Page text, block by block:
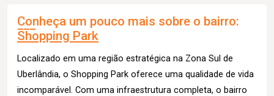
Conheça um pouco mais sobre o bairro:
Shopping Park
Localizado em uma região estratégica na Zona Sul de
Uberlândia, o Shopping Park oferece uma qualidade de vida
incomparável. Com uma infraestrutura completa, o bairro